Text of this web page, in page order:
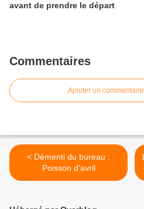
avant de prendre le départ
Commentaires
Ajouter un commentaire
< Démenti du bureau :
Poisson d'avril